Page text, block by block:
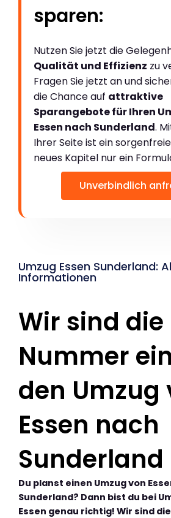
sparen:
Nutzen Sie jetzt die
Qualität und Effizienz zu
Fragen Sie jetzt an und
die Chance auf attraktive
Sparangebote für Ihren
Essen nach Sunderland.
Ihrer Seite ist ein
neues Kapitel nur ein
Unverbindlich
Umzug Essen Sunderland:
Informationen
Wir sind die
Nummer
den Umzug
Essen nach
Sunderland
Du planst einen Umzug von
Sunderland? Dann bist du bei
Essen genau richtig! Wir sind